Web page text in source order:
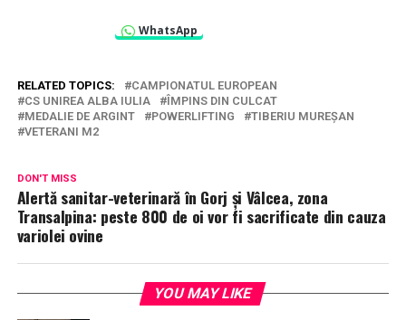
WhatsApp
RELATED TOPICS:
CAMPIONATUL EUROPEAN
CS UNIREA ALBA IULIA
ÎMPINS DIN CULCAT
MEDALIE DE ARGINT
POWERLIFTING
TIBERIU MUREȘAN
VETERANI M2
DON'T MISS
Alertă sanitar-veterinară în Gorj și Vâlcea, zona
Transalpina: peste 800 de oi vor fi sacrificate din cauza
variolei ovine
YOU MAY LIKE